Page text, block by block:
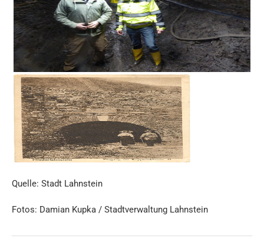
Quelle: Stadt Lahnstein
Fotos: Damian Kupka / Stadtverwaltung Lahnstein